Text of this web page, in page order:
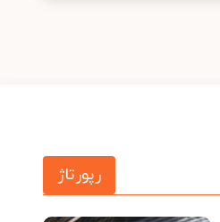
رپورتاژ